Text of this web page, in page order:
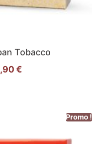
Tobacco
€
Promo !